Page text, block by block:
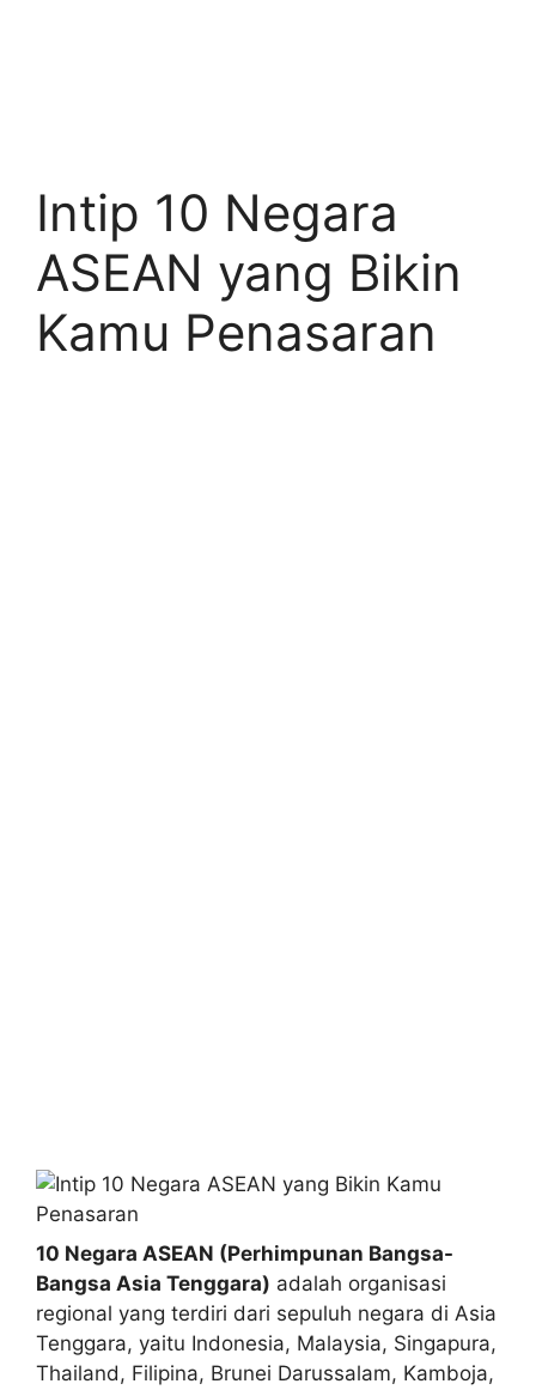
Intip 10 Negara
ASEAN yang Bikin
Kamu Penasaran
10 Negara ASEAN (Perhimpunan Bangsa-
Bangsa Asia Tenggara) adalah organisasi
regional yang terdiri dari sepuluh negara di Asia
Tenggara, yaitu Indonesia, Malaysia, Singapura,
Thailand, Filipina, Brunei Darussalam, Kamboja,